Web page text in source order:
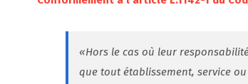
«Hors le cas où leur
que tout établissement, service